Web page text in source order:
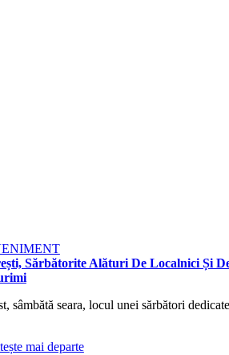
Sărbătorite Alături De Localnici Și
sâmbătă seara, locul unei sărbători dedicate
mai departe